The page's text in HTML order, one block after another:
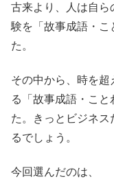
古来より、人は自ら
験を「故事成語・こ
た。
その中から、時を
る「故事成語・こ
た。きっとビジネ
るでしょう。
今回選んだのは、